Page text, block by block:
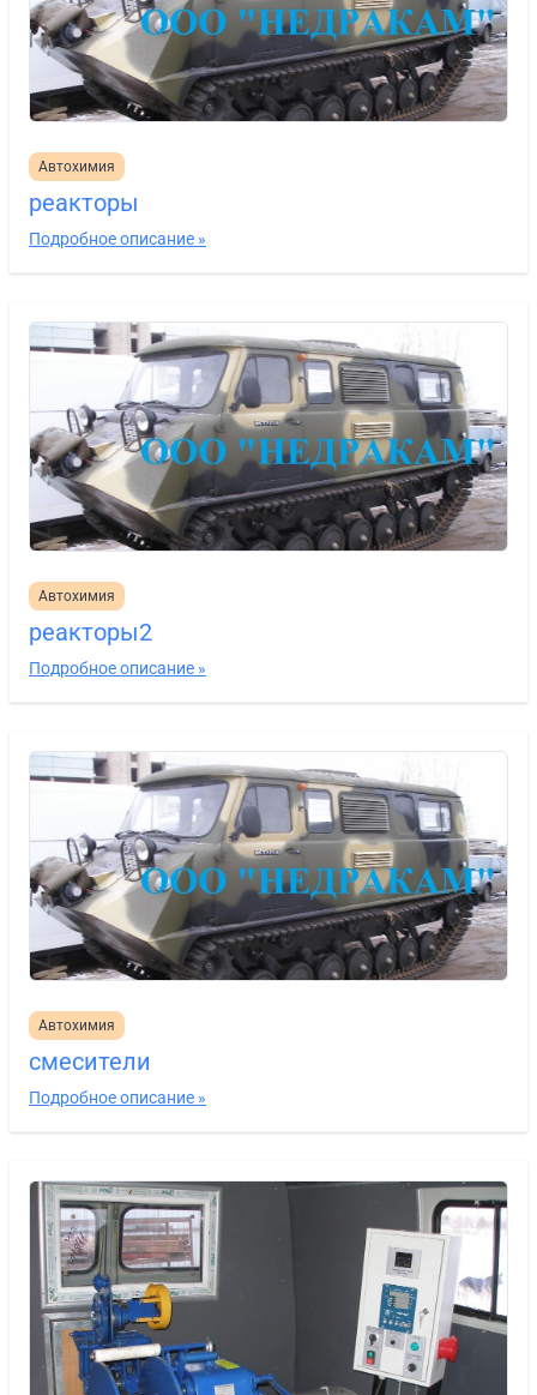
Автохимия
реакторы
Подробное описание »
Автохимия
реакторы2
Подробное описание »
Автохимия
смесители
Подробное описание »